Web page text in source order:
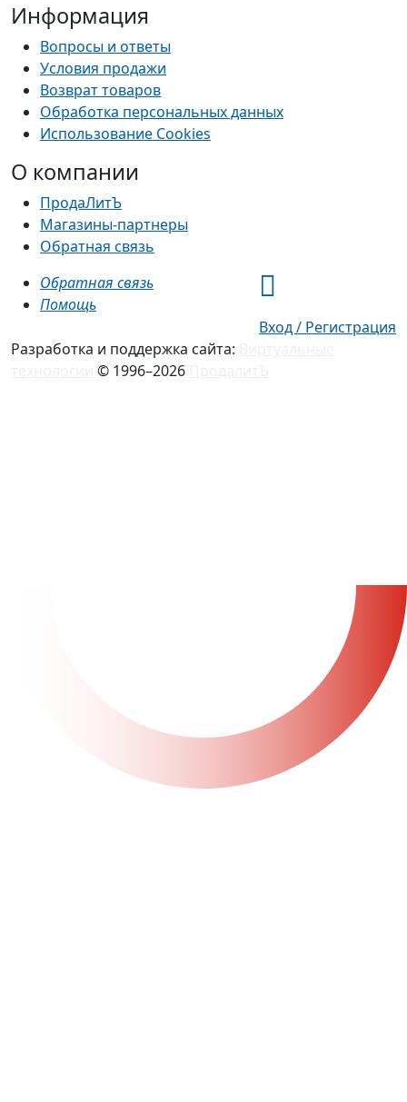
Информация
Вопросы и ответы
Условия продажи
Возврат товаров
Обработка персональных данных
Использование Cookies
О компании
ПродаЛитЪ
Магазины-партнеры
Обратная связь
Обратная связь
Помощь
Вход / Регистрация
Разработка и поддержка сайта:
© 1996–2026